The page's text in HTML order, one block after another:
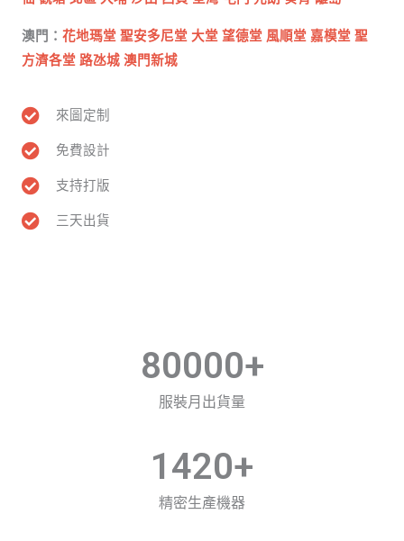
澳門： 花地瑪堂 聖安多尼堂 大堂 望德堂 風順堂 嘉模堂 聖
方濟各堂 路氹城 澳門新城
來圖定制
免費設計
支持打版
三天出貨
服裝月出貨量
80000+
精密生產機器
1420+